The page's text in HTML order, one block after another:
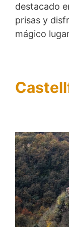
destacado
prisas y
mágico